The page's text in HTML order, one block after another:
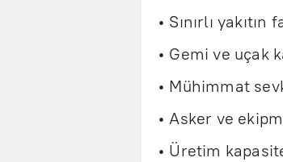
• Sınırlı
• Gemi ve uçak
• Mühimmat
• Asker ve
• Üretim